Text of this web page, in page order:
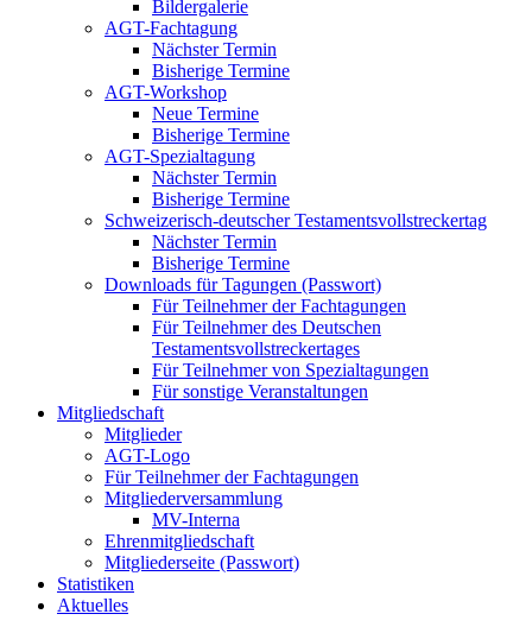
Bildergalerie
AGT-Fachtagung
Nächster Termin
Bisherige Termine
AGT-Workshop
Neue Termine
Bisherige Termine
AGT-Spezialtagung
Nächster Termin
Bisherige Termine
Schweizerisch-deutscher Testamentsvollstreckertag
Nächster Termin
Bisherige Termine
Downloads für Tagungen (Passwort)
Für Teilnehmer der Fachtagungen
Für Teilnehmer des Deutschen
Testamentsvollstreckertages
Für Teilnehmer von Spezialtagungen
Für sonstige Veranstaltungen
Mitgliedschaft
Mitglieder
AGT-Logo
Für Teilnehmer der Fachtagungen
Mitgliederversammlung
MV-Interna
Ehrenmitgliedschaft
Mitgliederseite (Passwort)
Statistiken
Aktuelles